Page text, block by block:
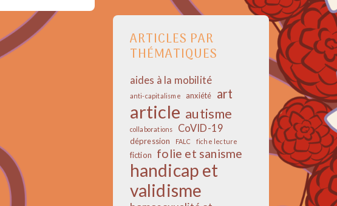
ARTICLES PAR
THÉMATIQUES
aides à la mobilité
anti-capitalisme anxiété art
article autisme
collaborations CoVID-19
dépression FALC fiche lecture
fiction folie et sanisme
handicap et
validisme